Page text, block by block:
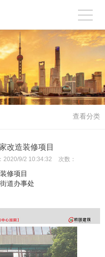
查看分类
改造装修项目
2020/9/2 10:34:32 次数：
修项目
道办事处